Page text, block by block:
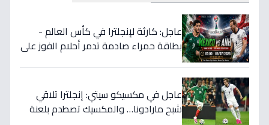
عاجل: كارثة لإنجلترا في كأس العالم -
بطاقة حمراء صادمة تدمر أحلام الفوز على
عاجل في مكسيكو سيتي: إنجلترا تلاقي
شبح مارادونا… والمكسيك تصطدم بلعنة